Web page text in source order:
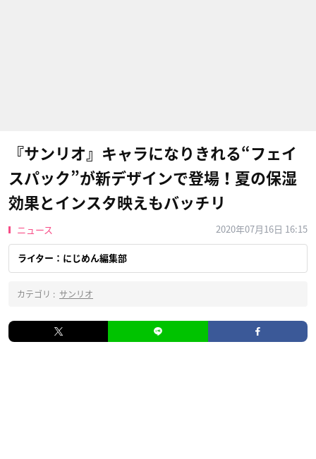
『サンリオ』キャラになりきれる“フェイ
スパック”が新デザインで登場！夏の保湿
効果とインスタ映えもバッチリ
ニュース 2020年07月16日 16:15
ライター：にじめん編集部
カテゴリ : サンリオ